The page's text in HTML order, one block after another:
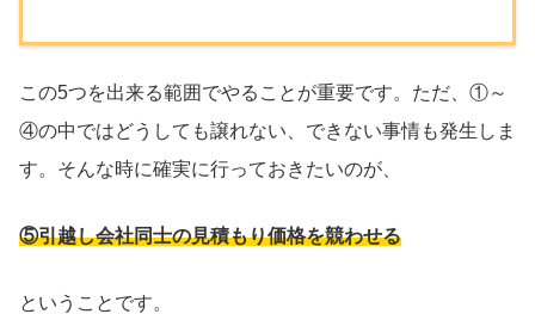
この5つを出来る範囲でやることが重要です。ただ、①～
④の中ではどうしても譲れない、できない事情も発生しま
す。そんな時に確実に行っておきたいのが、
⑤引越し会社同士の見積もり価格を競わせる
ということです。